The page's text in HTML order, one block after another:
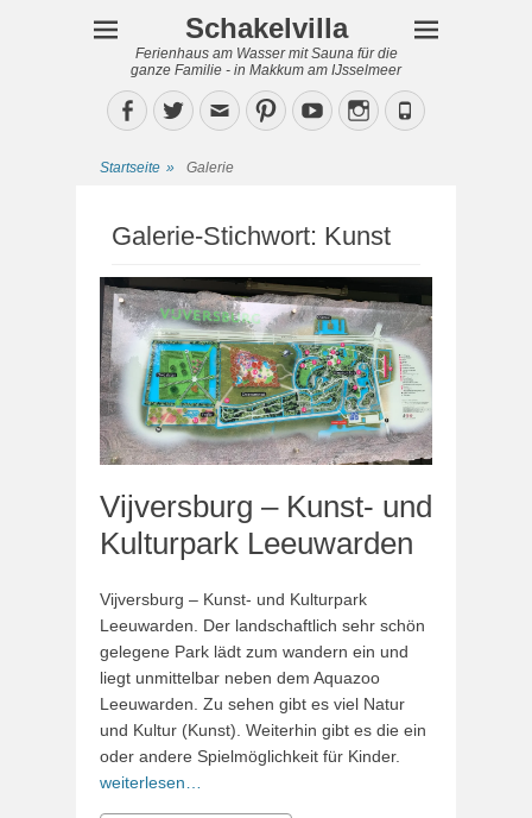
Schakelvilla
Ferienhaus am Wasser mit Sauna für die
ganze Familie - in Makkum am IJsselmeer
Facebook
TwitterEmailPinterestYouTubeInstagram
Phone
Startseite » Galerie
Galerie-Stichwort: Kunst
Vijversburg – Kunst- und
Kulturpark Leeuwarden
Vijversburg – Kunst- und Kulturpark
Leeuwarden. Der landschaftlich sehr schön
gelegene Park lädt zum wandern ein und
liegt unmittelbar neben dem Aquazoo
Leeuwarden. Zu sehen gibt es viel Natur
und Kultur (Kunst). Weiterhin gibt es die ein
oder andere Spielmöglichkeit für Kinder.
weiterlesen…